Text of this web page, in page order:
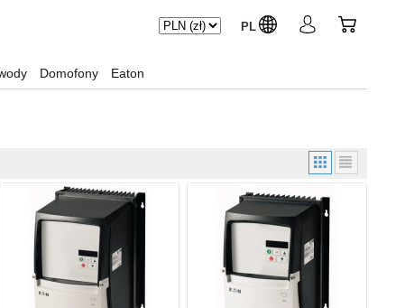
PL
Domofony Eaton